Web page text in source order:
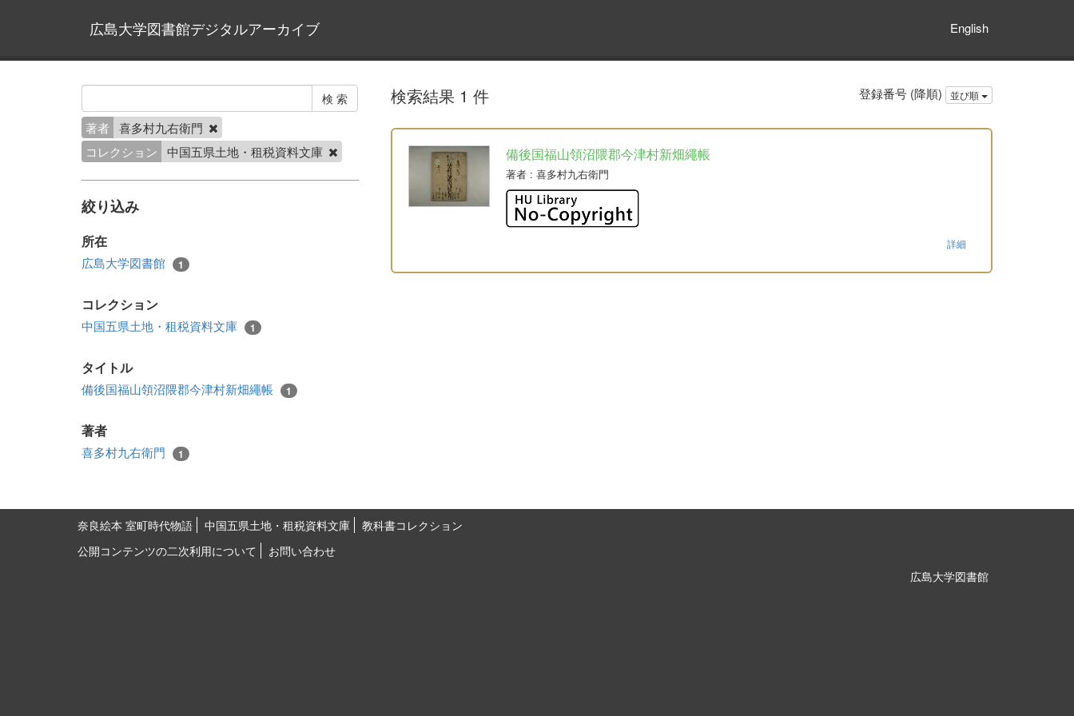
広島大学図書館デジタルアーカイブ English
著者
喜多村九右衛門
コレクション
中国五県土地・租税資料文庫
絞り込み
所在
広島大学図書館 1
コレクション
中国五県土地・租税資料文庫 1
タイトル
備後国福山領沼隈郡今津村新畑繩帳 1
著者
喜多村九右衛門 1
検索結果 1 件 登録番号 (降順) 並び順
備後国福山領沼隈郡今津村新畑繩帳
著者: 喜多村九右衛門
詳細
奈良絵本 室町時代物語 中国五県土地・租税資料文庫
教科書コレクション
公開コンテンツの二次利用について
お問い合わせ
広島大学図書館